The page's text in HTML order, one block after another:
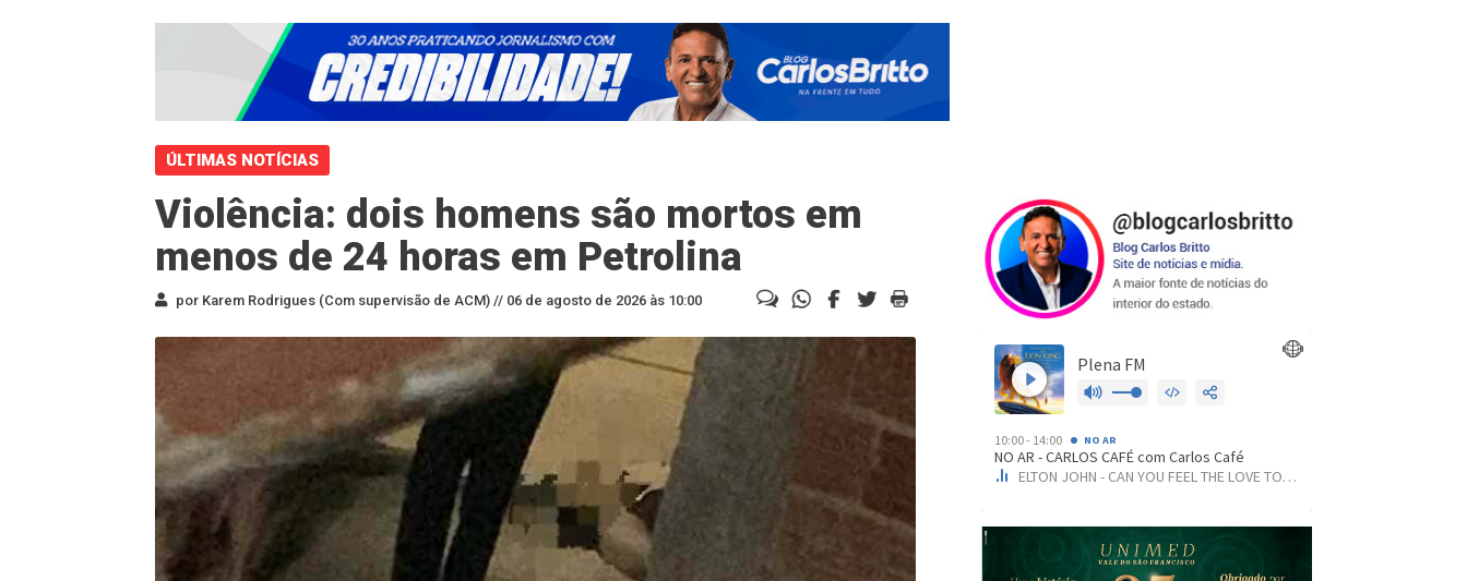
ÚLTIMAS NOTÍCIAS
Violência: dois homens são mortos em
menos de 24 horas em Petrolina
por Karem Rodrigues (Com supervisão de ACM) // 06 de agosto de 2026 às 10:00